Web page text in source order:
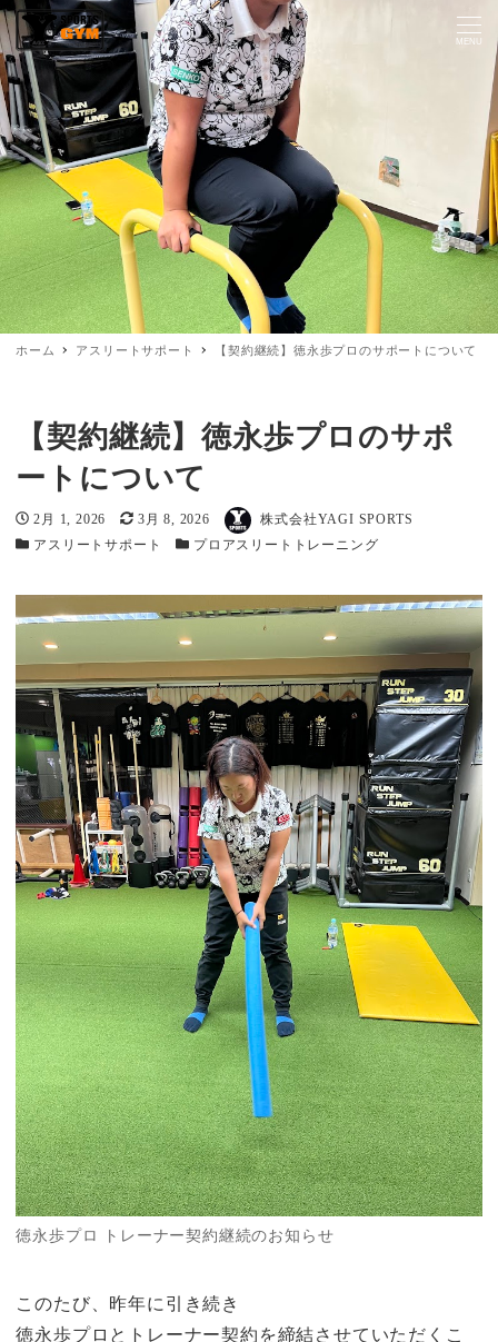
MENU
ホーム アスリートサポート 【契約継続】徳永歩プロのサポートについて
【契約継続】徳永歩プロのサポ
ートについて
投稿日
2月 1, 2026 更新日
3月 8, 2026 著者 株式会社YAGI SPORTS
カテゴリー
アスリートサポート カテゴリー
プロアスリートトレーニング
徳永歩プロ トレーナー契約継続のお知らせ
このたび、昨年に引き続き
徳永歩プロとトレーナー契約を締結させていただくこ